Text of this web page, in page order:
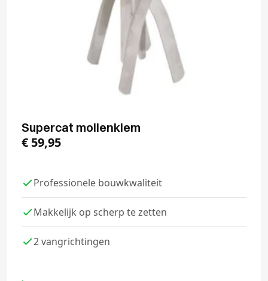
Supercat mollenklem
€ 59,95
Professionele bouwkwaliteit
Makkelijk op scherp te zetten
2 vangrichtingen